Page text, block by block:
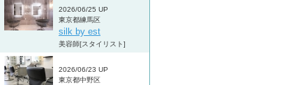
2026/06/25 UP
東京都練馬区
silk by est
美容師[スタイリスト]
2026/06/23 UP
東京都中野区